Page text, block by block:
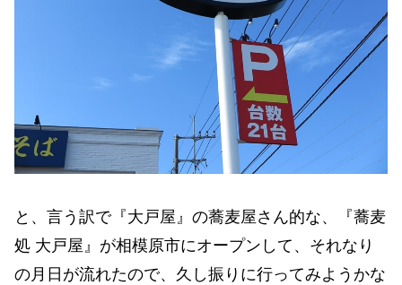
と、言う訳で『大戸屋』の蕎麦屋さん的な、『蕎麦
処 大戸屋』が相模原市にオープンして、それなり
の月日が流れたので、久し振りに行ってみようかな